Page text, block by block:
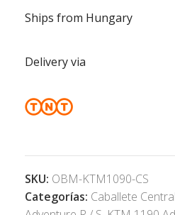
Ships from Hungary
Delivery via
SKU: OBM-KTM1090-CS
Categorías: Caballete Central